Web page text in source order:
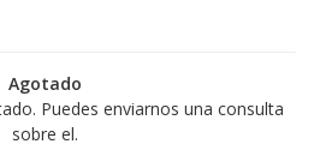
Agotado
Puedes enviarnos una consulta
sobre el.